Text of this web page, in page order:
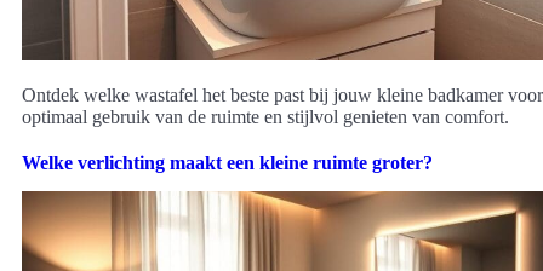
Ontdek welke wastafel het beste past bij jouw kleine badkamer voor
optimaal gebruik van de ruimte en stijlvol genieten van comfort.
Welke verlichting maakt een kleine ruimte groter?